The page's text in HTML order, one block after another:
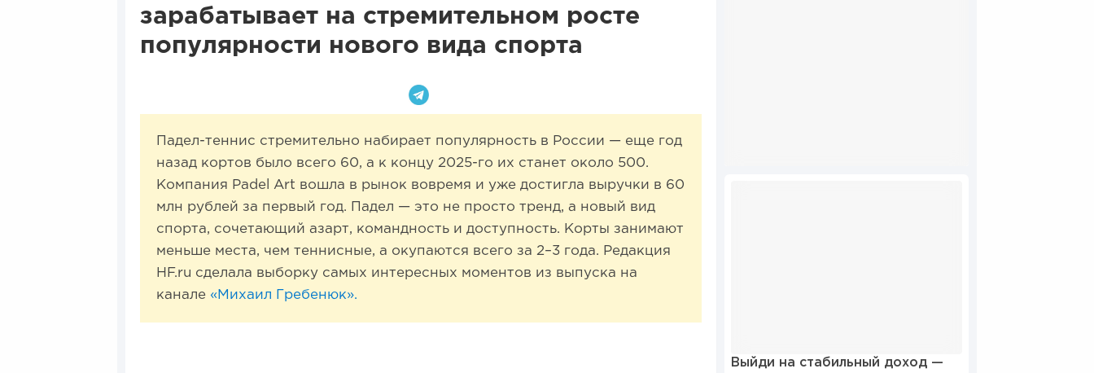
зарабатывает на стремительном росте
популярности нового вида спорта
Падел-теннис стремительно набирает популярность в России — еще год
назад кортов было всего 60, а к концу 2025-го их станет около 500.
Компания Padel Art вошла в рынок вовремя и уже достигла выручки в 60
млн рублей за первый год. Падел — это не просто тренд, а новый вид
спорта, сочетающий азарт, командность и доступность. Корты занимают
меньше места, чем теннисные, а окупаются всего за 2–3 года. Редакция
HF.ru сделала выборку самых интересных моментов из выпуска на
канале «Михаил Гребенюк».
Выйди на стабильный доход —